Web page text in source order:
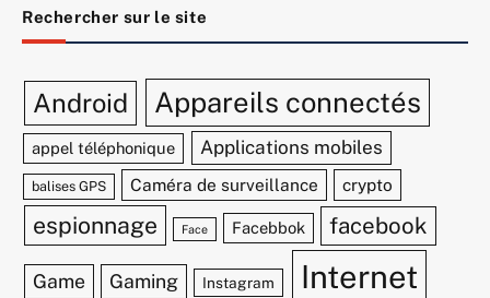
Rechercher sur le site
Android Appareils connectés
appel téléphonique Applications mobiles
balises GPS Caméra de surveillance crypto
espionnage Face Facebbok facebook
Game Gaming Instagram Internet